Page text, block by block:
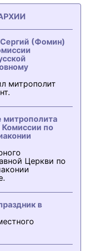
(Фомин)
митрополит
митрополита
по
Церкви по
в